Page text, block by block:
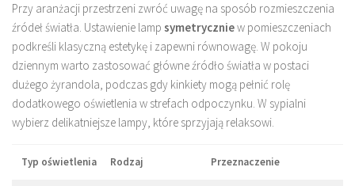
Przy aranżacji przestrzeni zwróć uwagę na sposób rozmieszczenia
źródeł światła. Ustawienie lamp symetryczniew pomieszczeniach
podkreśli klasyczną estetykę i zapewni równowagę. W pokoju
dziennym warto zastosować główne źródło światła w postaci
dużego żyrandola, podczas gdy kinkiety mogą pełnić rolę
dodatkowego oświetlenia w strefach odpoczynku. W sypialni
wybierz delikatniejsze lampy, które sprzyjają relaksowi.
Typ oświetlenia Rodzaj Przeznaczenie